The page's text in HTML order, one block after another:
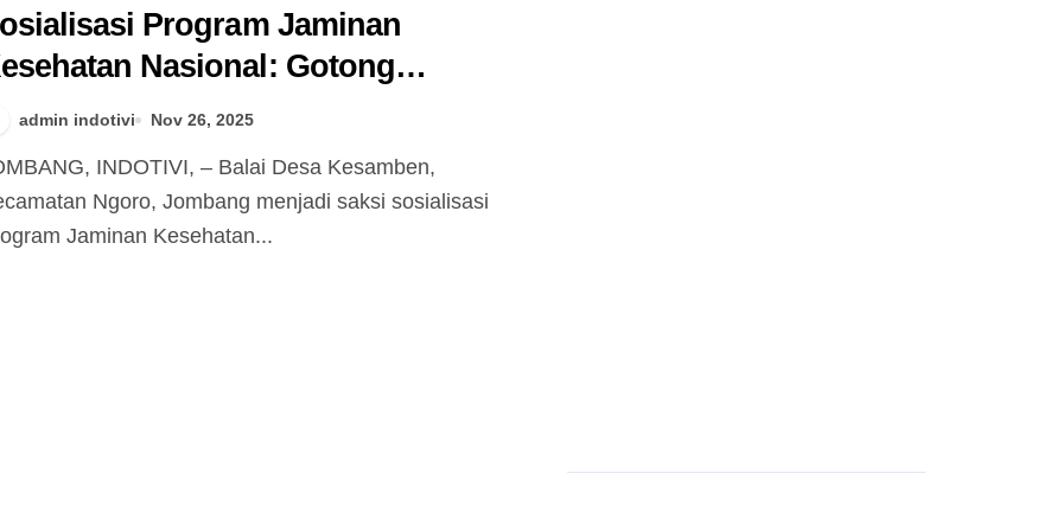
Program Jaminan
Nasional: Gotong
untuk Kesehatan Bersama
admin indotivi Nov 26, 2025
Ngoro, Jombang menjadi saksi sosialisasi
Jaminan Kesehatan...